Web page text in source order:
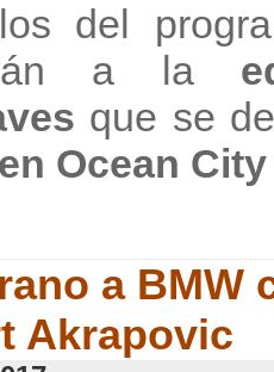
del
a la
que se
Ocean
a BMW
Akrapovic